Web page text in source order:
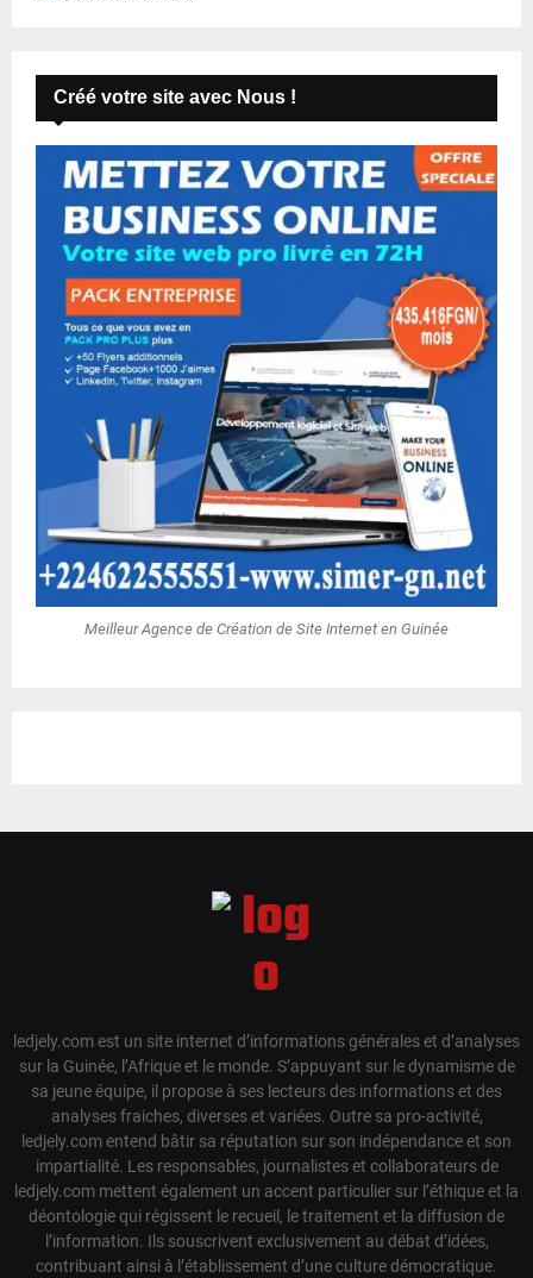
Créé votre site avec Nous !
Meilleur Agence de Création de Site Internet en Guinée
ledjely.com est un site internet d’informations générales et d’analyses
sur la Guinée, l’Afrique et le monde. S’appuyant sur le dynamisme de
sa jeune équipe, il propose à ses lecteurs des informations et des
analyses fraiches, diverses et variées. Outre sa pro-activité,
ledjely.com entend bâtir sa réputation sur son indépendance et son
impartialité. Les responsables, journalistes et collaborateurs de
ledjely.com mettent également un accent particulier sur l’éthique et la
déontologie qui régissent le recueil, le traitement et la diffusion de
l’information. Ils souscrivent exclusivement au débat d’idées,
contribuant ainsi à l’établissement d’une culture démocratique.